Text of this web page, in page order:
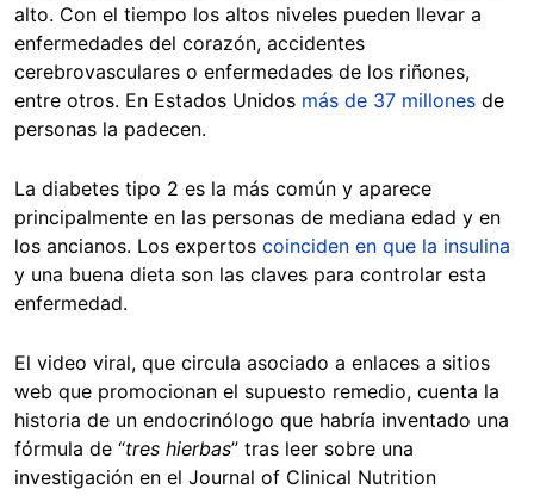
alto. Con el tiempo los altos niveles pueden llevar a
enfermedades del corazón, accidentes
cerebrovasculares o enfermedades de los riñones,
entre otros. En Estados Unidos más de 37 millones de
personas la padecen.
La diabetes tipo 2 es la más común y aparece
principalmente en las personas de mediana edad y en
los ancianos. Los expertos coinciden en que la insulina
y una buena dieta son las claves para controlar esta
enfermedad.
El video viral, que circula asociado a enlaces a sitios
web que promocionan el supuesto remedio, cuenta la
historia de un endocrinólogo que habría inventado una
fórmula de “tres hierbas” tras leer sobre una
investigación en el Journal of Clinical Nutrition